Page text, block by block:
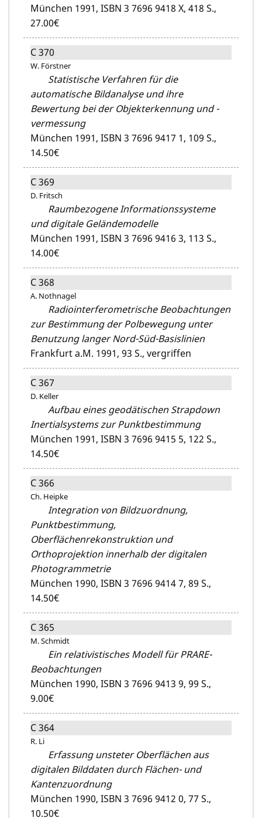
München 1991, ISBN 3 7696 9418 X, 418 S.,
27.00€
C 370
W. Förstner
Statistische Verfahren für die
automatische Bildanalyse und ihre
Bewertung bei der Objekterkennung und -
vermessung
München 1991, ISBN 3 7696 9417 1, 109 S.,
14.50€
C 369
D. Fritsch
Raumbezogene Informationssysteme
und digitale Geländemodelle
München 1991, ISBN 3 7696 9416 3, 113 S.,
14.00€
C 368
A. Nothnagel
Radiointerferometrische Beobachtungen
zur Bestimmung der Polbewegung unter
Benutzung langer Nord-Süd-Basislinien
Frankfurt a.M. 1991, 93 S., vergriffen
C 367
D. Keller
Aufbau eines geodätischen Strapdown
Inertialsystems zur Punktbestimmung
München 1991, ISBN 3 7696 9415 5, 122 S.,
14.50€
C 366
Ch. Heipke
Integration von Bildzuordnung,
Punktbestimmung,
Oberflächenrekonstruktion und
Orthoprojektion innerhalb der digitalen
Photogrammetrie
München 1990, ISBN 3 7696 9414 7, 89 S.,
14.50€
C 365
M. Schmidt
Ein relativistisches Modell für PRARE-
Beobachtungen
München 1990, ISBN 3 7696 9413 9, 99 S.,
9.00€
C 364
R. Li
Erfassung unsteter Oberflächen aus
digitalen Bilddaten durch Flächen- und
Kantenzuordnung
München 1990, ISBN 3 7696 9412 0, 77 S.,
10.50€